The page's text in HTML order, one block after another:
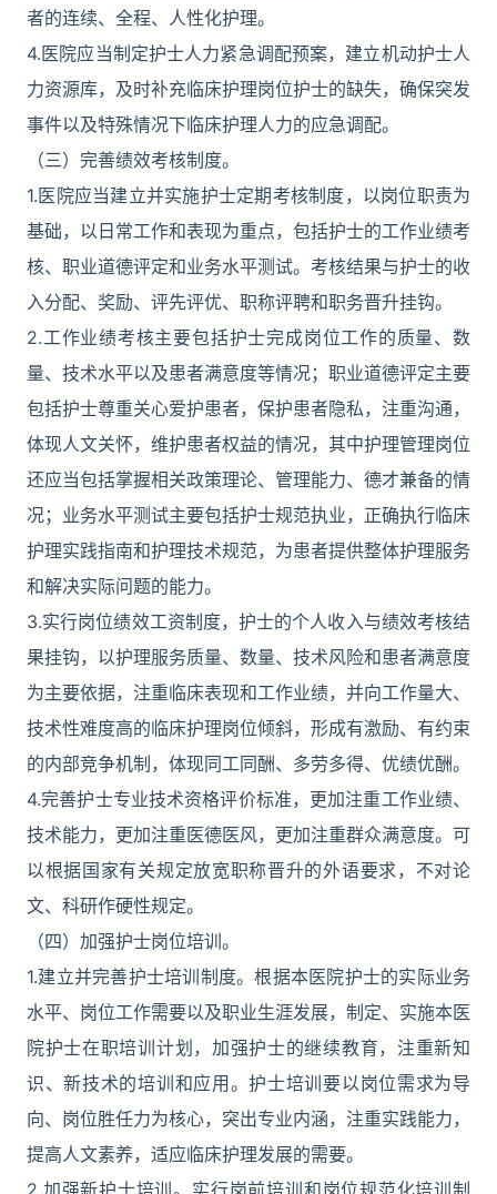
者的连续、全程、人性化护理。
4.医院应当制定护士人力紧急调配预案，建立机动护士人
力资源库，及时补充临床护理岗位护士的缺失，确保突发
事件以及特殊情况下临床护理人力的应急调配。
（三）完善绩效考核制度。
1.医院应当建立并实施护士定期考核制度，以岗位职责为
基础，以日常工作和表现为重点，包括护士的工作业绩考
核、职业道德评定和业务水平测试。考核结果与护士的收
入分配、奖励、评先评优、职称评聘和职务晋升挂钩。
2.工作业绩考核主要包括护士完成岗位工作的质量、数
量、技术水平以及患者满意度等情况；职业道德评定主要
包括护士尊重关心爱护患者，保护患者隐私，注重沟通，
体现人文关怀，维护患者权益的情况，其中护理管理岗位
还应当包括掌握相关政策理论、管理能力、德才兼备的情
况；业务水平测试主要包括护士规范执业，正确执行临床
护理实践指南和护理技术规范，为患者提供整体护理服务
和解决实际问题的能力。
3.实行岗位绩效工资制度，护士的个人收入与绩效考核结
果挂钩，以护理服务质量、数量、技术风险和患者满意度
为主要依据，注重临床表现和工作业绩，并向工作量大、
技术性难度高的临床护理岗位倾斜，形成有激励、有约束
的内部竞争机制，体现同工同酬、多劳多得、优绩优酬。
4.完善护士专业技术资格评价标准，更加注重工作业绩、
技术能力，更加注重医德医风，更加注重群众满意度。可
以根据国家有关规定放宽职称晋升的外语要求，不对论
文、科研作硬性规定。
（四）加强护士岗位培训。
1.建立并完善护士培训制度。根据本医院护士的实际业务
水平、岗位工作需要以及职业生涯发展，制定、实施本医
院护士在职培训计划，加强护士的继续教育，注重新知
识、新技术的培训和应用。护士培训要以岗位需求为导
向、岗位胜任力为核心，突出专业内涵，注重实践能力，
提高人文素养，适应临床护理发展的需要。
2.加强新护士培训。实行岗前培训和岗位规范化培训制